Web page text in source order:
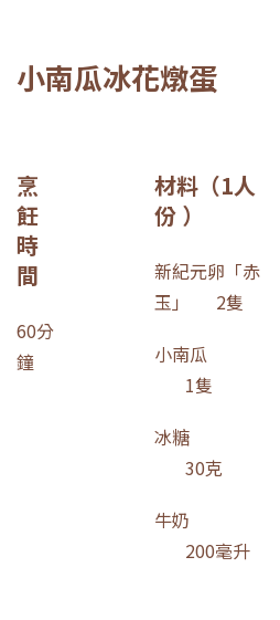
小南瓜冰花燉蛋
烹
飪
時
間
60分
鐘
材料 （1人
份 ）
新紀元卵「赤
玉」 2隻
小南瓜
1隻
冰糖
30克
牛奶
200毫升